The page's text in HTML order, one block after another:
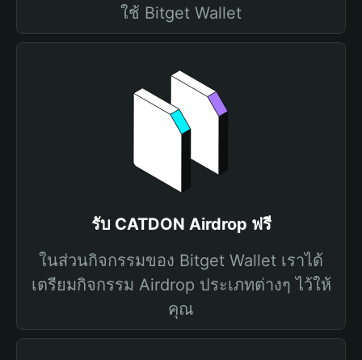
ใช้ Bitget Wallet
รับ CATDON Airdrop ฟรี
ในส่วนกิจกรรมของ Bitget Wallet เราได้
เตรียมกิจกรรม Airdrop ประเภทต่างๆ ไว้ให้
คุณ